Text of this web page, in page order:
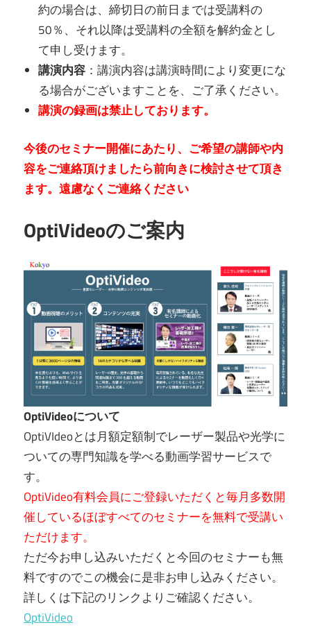
約の場合は、締切日の前日までは受講料の
50％、それ以降は受講料の全額を解約金とし
て申し受けます。
講演内容 ：講演内容は講演時間により変更にな
る場合がございますことを、ご了承ください。
講演の録画は禁止しております。
今後のセミナー開催にあたり、ご希望の講師や内
容をご連絡頂けましたら前向きに検討させて頂き
ます。遠慮なくご連絡ください
OptiVideoのご案内
OptiVideoについて
OptiVIdeoとは月額定額制でレーザー製品や光学に
ついての専門知識を学べる動画学習サービスで
す。
OptiVideo有料会員にご登録いただくと毎月多数開
催しているほぼすべてのセミナーを無料で受講い
ただけます。
ただ今お申し込みいただくと今回のセミナーも無
料ですのでこの機会に是非お申し込みください。
詳しくは下記のリンクよりご確認ください。
OptiVideo